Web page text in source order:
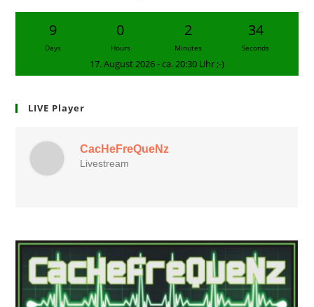
9
Days
0
Hours
2
Minutes
33
Seconds
17. August 2026 - ca. 20:30 Uhr ;-)
LIVE Player